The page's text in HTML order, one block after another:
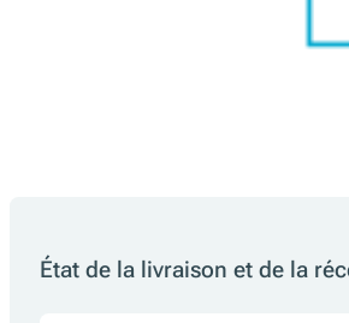
État de la livraison et de la